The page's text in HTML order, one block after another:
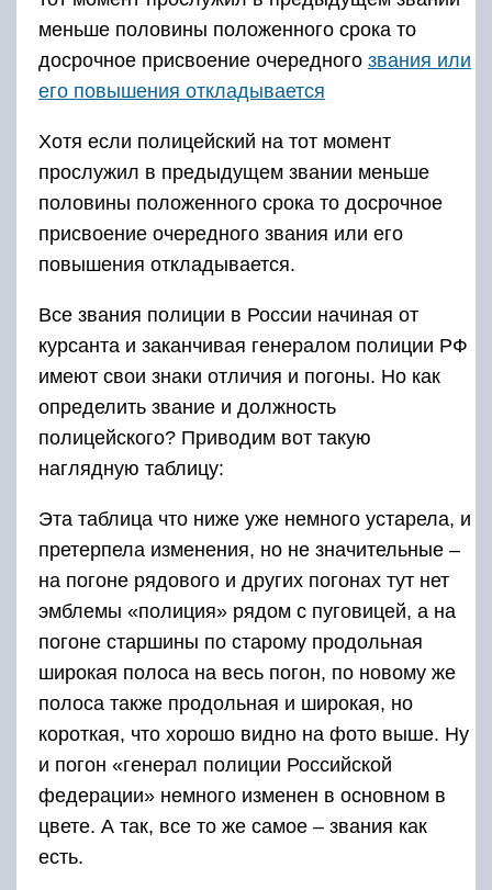
меньше половины положенного срока то
досрочное присвоение очередного звания или
его повышения откладывается
Хотя если полицейский на тот момент
прослужил в предыдущем звании меньше
половины положенного срока то досрочное
присвоение очередного звания или его
повышения откладывается.
Все звания полиции в России начиная от
курсанта и заканчивая генералом полиции РФ
имеют свои знаки отличия и погоны. Но как
определить звание и должность
полицейского? Приводим вот такую
наглядную таблицу:
Эта таблица что ниже уже немного устарела, и
претерпела изменения, но не значительные –
на погоне рядового и других погонах тут нет
эмблемы «полиция» рядом с пуговицей, а на
погоне старшины по старому продольная
широкая полоса на весь погон, по новому же
полоса также продольная и широкая, но
короткая, что хорошо видно на фото выше. Ну
и погон «генерал полиции Российской
федерации» немного изменен в основном в
цвете. А так, все то же самое – звания как
есть.